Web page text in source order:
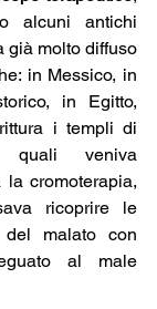
alcuni antichi
già molto diffuso
in Messico, in
in Egitto,
i templi di
veniva
la cromoterapia,
ricoprire le
malato con
al male